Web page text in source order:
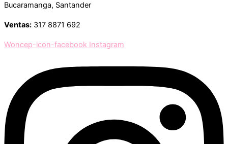
Bucaramanga, Santander
Ventas: 317 8871 692
Woncep-icon-facebook Instagram